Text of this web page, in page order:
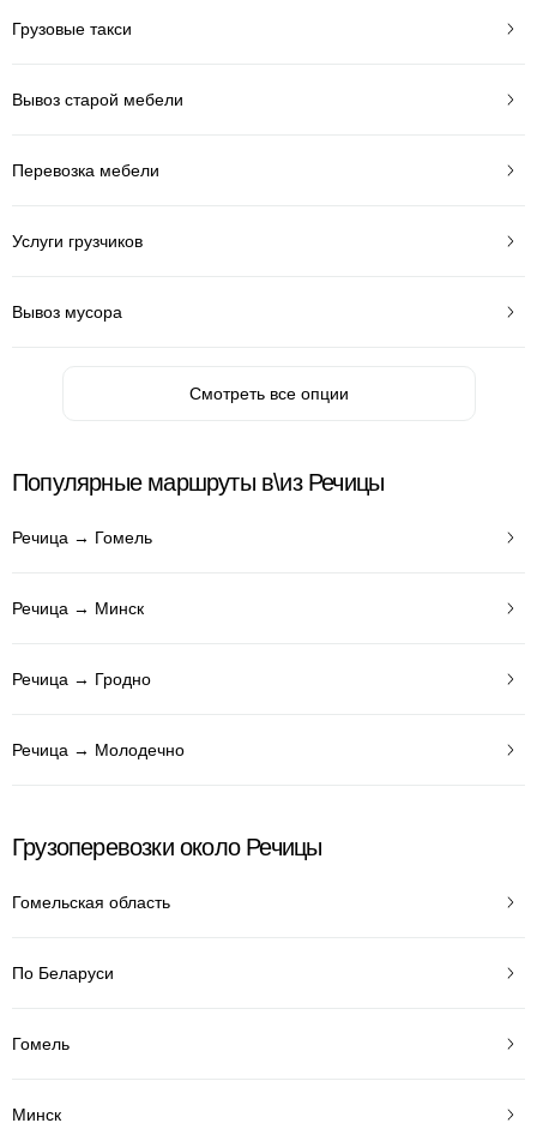
Грузовые такси
Вывоз старой мебели
Перевозка мебели
Услуги грузчиков
Вывоз мусора
Смотреть все опции
Популярные маршруты в\из Речицы
Речица → Гомель
Речица → Минск
Речица → Гродно
Речица → Молодечно
Грузоперевозки около Речицы
Гомельская область
По Беларуси
Гомель
Минск